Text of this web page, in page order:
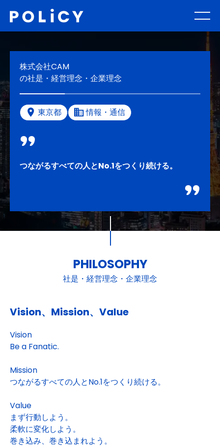
株式会社CAM
の社是・経営理念・企業理念
東京都 情報・通信
つながるすべての人とNo.1をつくり続ける。
PHILOSOPHY
社是・経営理念・企業理念
Vision、Mission、Value
Vision
Be a Fanatic.
Mission
つながるすべての人とNo.1をつくり続ける。
Value
まず行動しよう。
柔軟に変化しよう。
巻き込み、巻き込まれよう。